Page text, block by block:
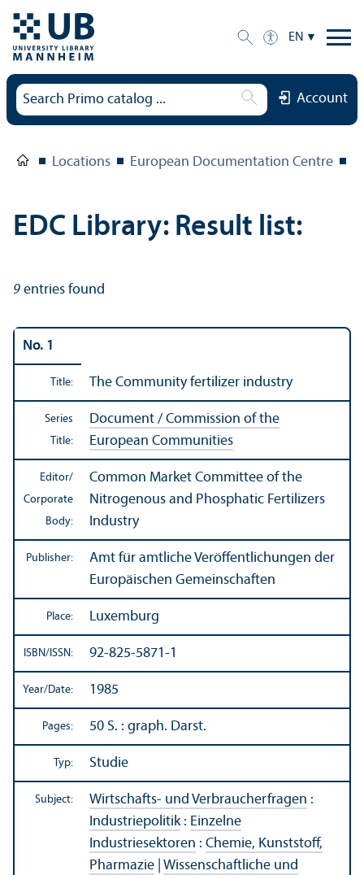
EN
Account
Locations European Documentation Centre
EDC Library: Result list:
9 entries found
No. 1
Title: The Community fertilizer industry
Series
Title:
Document / Commission of the
European Communities
Editor/
Corporate
Body:
Common Market Committee of the
Nitrogenous and Phosphatic Fertilizers
Industry
Publisher:
Amt für amtliche Veröffentlichungen der
Europäischen Gemeinschaften
Place: Luxemburg
ISBN/ISSN: 92-825-5871-1
Year/Date: 1985
Pages: 50 S. : graph. Darst.
Typ: Studie
Subject: Wirtschafts- und Verbraucherfragen :
Industriepolitik: Einzelne
Industriesektoren : Chemie, Kunststoff,
Pharmazie Wissenschaftliche und